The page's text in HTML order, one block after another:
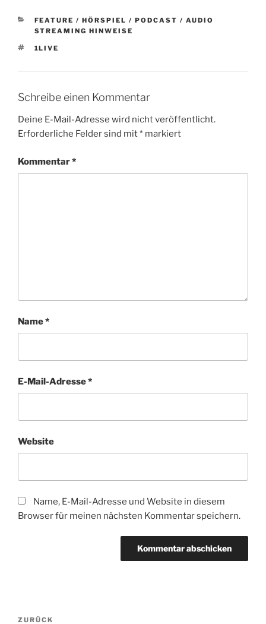
KATEGORIEN
FEATURE / HÖRSPIEL / PODCAST / AUDIO
STREAMING HINWEISE
SCHLAGWÖRTER
1LIVE
Schreibe einen Kommentar
Deine E-Mail-Adresse wird nicht veröffentlicht.
Erforderliche Felder sind mit* markiert
Kommentar*
Name*
E-Mail-Adresse*
Website
Name, E-Mail-Adresse und Website in diesem
Browser für meinen nächsten Kommentar speichern.
Beitragsnavigation
Vorheriger
ZURÜCK